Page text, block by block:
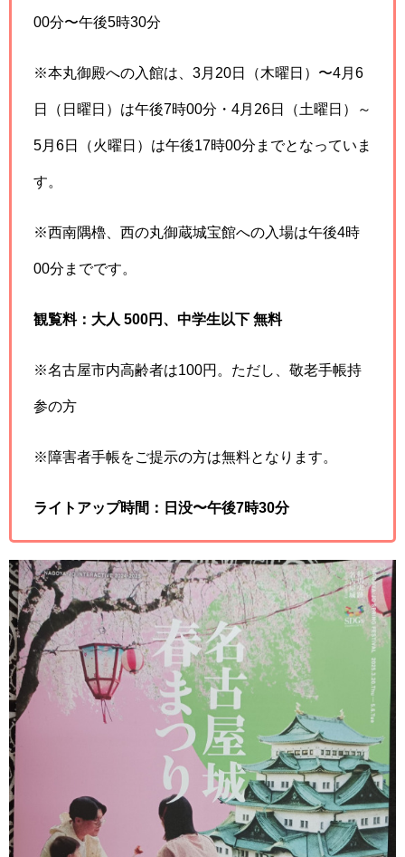
00分〜午後5時30分
※本丸御殿への入館は、3月20日（木曜日）〜4月6
日（日曜日）は午後7時00分・4月26日（土曜日）～
5月6日（火曜日）は午後17時00分までとなっていま
す。
※西南隅櫓、西の丸御蔵城宝館への入場は午後4時
00分までです。
観覧料：大人 500円、中学生以下 無料
※名古屋市内高齢者は100円。ただし、敬老手帳持
参の方
※障害者手帳をご提示の方は無料となります。
ライトアップ時間：日没〜午後7時30分